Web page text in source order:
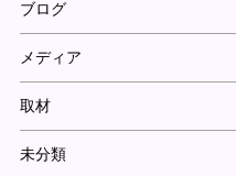
ブログ
メディア
取材
未分類